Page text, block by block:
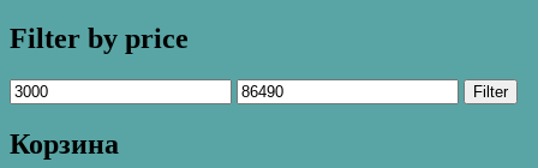
Filter by price
Filter
Корзина